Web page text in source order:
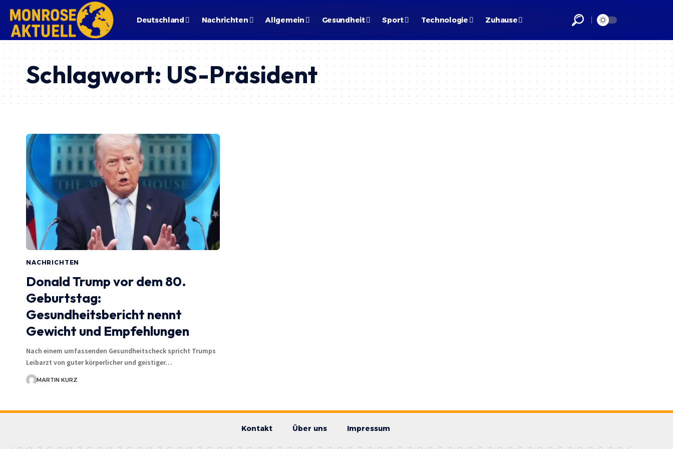
Deutschland Nachrichten Allgemein Gesundheit Sport Technologie Zuhause
Schlagwort: US-Präsident
NACHRICHTEN
Donald Trump vor dem 80.
Geburtstag:
Gesundheitsbericht nennt
Gewicht und Empfehlungen
Nach einem umfassenden Gesundheitscheck spricht Trumps
Leibarzt von guter körperlicher und geistiger…
MARTIN KURZ
Kontakt Über uns Impressum